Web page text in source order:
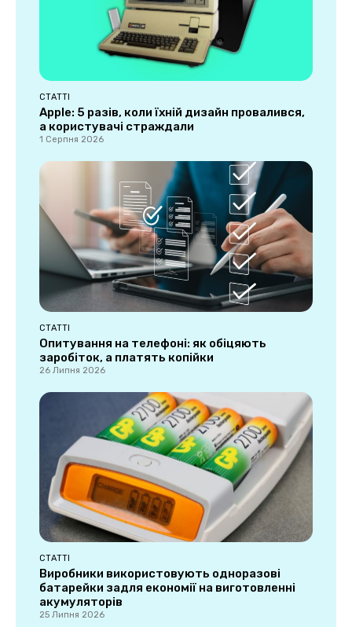
СТАТТІ
Apple: 5 разів, коли їхній дизайн провалився,
а користувачі страждали
1 Серпня 2026
СТАТТІ
Опитування на телефоні: як обіцяють
заробіток, а платять копійки
26 Липня 2026
СТАТТІ
Виробники використовують одноразові
батарейки задля економії на виготовленні
акумуляторів
25 Липня 2026